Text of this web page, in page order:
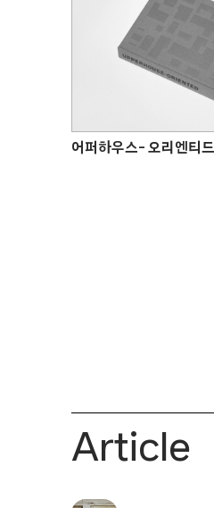
어퍼하우스- 오리엔티드
Article